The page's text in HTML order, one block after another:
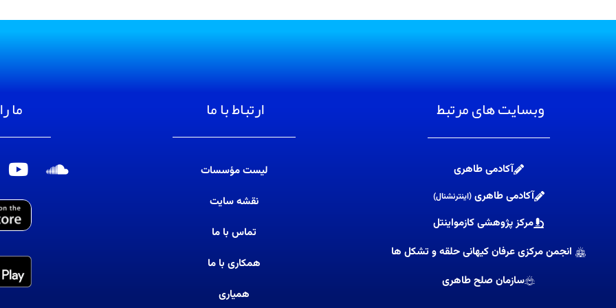
وبسایت های مرتبط
آکادمی طاهری
آکادمی طاهری(اینترنشنال)
مرکز پژوهشی کازمواینتل
انجمن مرکزی عرفان کیهانی حلقه و تشکل ها
سازمان صلح طاهری
ارتباط با ما
لیست مؤسسات
نقشه سایت
تماس با ما
همکاری با ما
همیاری
ما
S
Y
o
u
t
u
b
e